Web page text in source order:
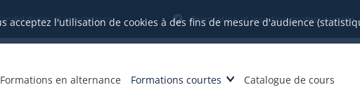
acceptez l'utilisation de cookies à des fins de mesure d'audience
et inscriptions Orientation et insertion professionnelle
Formations en alternance Formations courtes Catalogue de cours